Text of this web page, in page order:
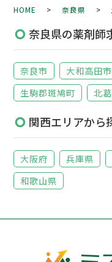
HOME >奈良県 >
奈良県の薬剤師
奈良市 大和高田市
生駒郡斑鳩町
北
関西エリアから
大阪府 兵庫県
和歌山県